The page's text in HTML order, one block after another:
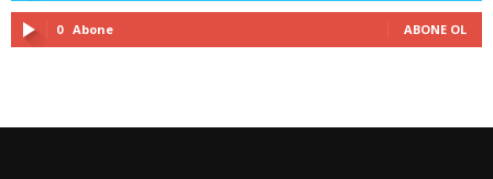
0 Abone ABONE OL